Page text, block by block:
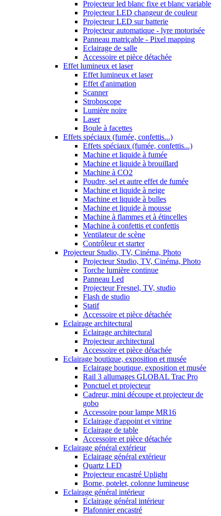
Projecteur led blanc fixe et blanc variable
Projecteur LED changeur de couleur
Projecteur LED sur batterie
Projecteur automatique - lyre motorisée
Panneau matriçable - Pixel mapping
Eclairage de salle
Accessoire et pièce détachée
Effet lumineux et laser
Effet lumineux et laser
Effet d'animation
Scanner
Stroboscope
Lumière noire
Laser
Boule à facettes
Effets spéciaux (fumée, confettis...)
Effets spéciaux (fumée, confettis...)
Machine et liquide à fumée
Machine et liquide à brouillard
Machine à CO2
Poudre, sel et autre effet de fumée
Machine et liquide à neige
Machine et liquide à bulles
Machine et liquide à mousse
Machine à flammes et à étincelles
Machine à confettis et confettis
Ventilateur de scène
Contrôleur et starter
Projecteur Studio, TV, Cinéma, Photo
Projecteur Studio, TV, Cinéma, Photo
Torche lumière continue
Panneau Led
Projecteur Fresnel, TV, studio
Flash de studio
Statif
Accessoire et pièce détachée
Eclairage architectural
Eclairage architectural
Projecteur architectural
Accessoire et pièce détachée
Eclairage boutique, exposition et musée
Eclairage boutique, exposition et musée
Rail 3 allumages GLOBAL Trac Pro
Ponctuel et projecteur
Cadreur, mini découpe et projecteur de
gobo
Accessoire pour lampe MR16
Eclairage d'appoint et vitrine
Eclairage de table
Accessoire et pièce détachée
Eclairage général extérieur
Eclairage général extérieur
Quartz LED
Projecteur encastré Uplight
Borne, potelet, colonne lumineuse
Eclairage général intérieur
Eclairage général intérieur
Plafonnier encastré